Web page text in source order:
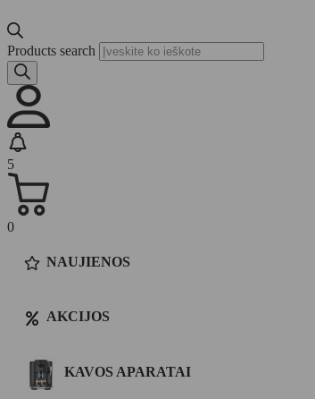
Products search
5
0
NAUJIENOS
AKCIJOS
KAVOS APARATAI